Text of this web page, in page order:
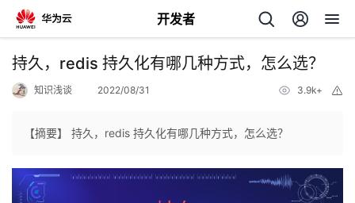
开发者
返
个
持久，redis 持久化有哪几种方式，怎么选？
知识浅谈 2022/08/31 3.9k+
【摘要】 持久，redis 持久化有哪几种方式，怎么选？